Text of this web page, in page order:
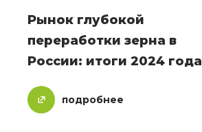
Рынок глубокой
переработки зерна в
России: итоги 2024 года
подробнее